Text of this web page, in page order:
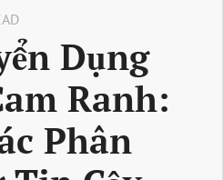
Dụng
Ranh:
Phân